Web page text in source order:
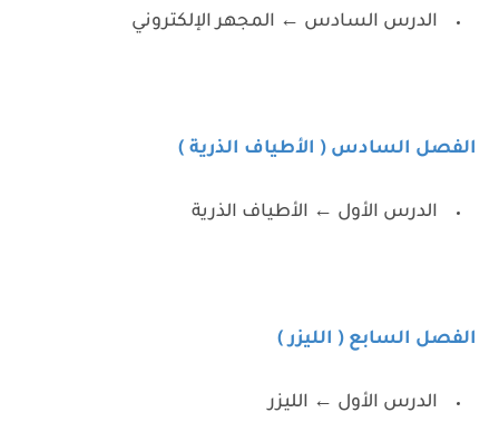
الدرس السادس ← المجهر الإلكتروني
الفصل السادس ( الأطياف الذرية )
الدرس الأول ← الأطياف الذرية
الفصل السابع ( الليزر )
الدرس الأول ← الليزر